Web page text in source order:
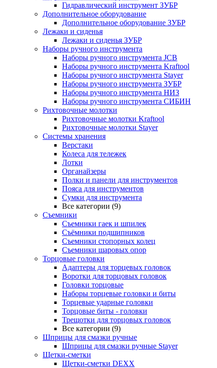
Гидравлический инструмент ЗУБР
Дополнительное оборудование
Дополнительное оборудование ЗУБР
Лежаки и сиденья
Лежаки и сиденья ЗУБР
Наборы ручного инструмента
Наборы ручного инструмента JCB
Наборы ручного инструмента Kraftool
Наборы ручного инструмента Stayer
Наборы ручного инструмента ЗУБР
Наборы ручного инструмента НИЗ
Наборы ручного инструмента СИБИН
Рихтовочные молотки
Рихтовочные молотки Kraftool
Рихтовочные молотки Stayer
Системы хранения
Верстаки
Колеса для тележек
Лотки
Органайзеры
Полки и панели для инструментов
Пояса для инструментов
Сумки для инструмента
Все категории (9)
Съемники
Съемники гаек и шпилек
Съёмники подшипников
Съемники стопорных колец
Съемники шаровых опор
Торцовые головки
Адаптеры для торцевых головок
Воротки для торцовых головок
Головки торцовые
Наборы торцевые головки и биты
Торцевые ударные головки
Торцовые биты - головки
Трещотки для торцовых головок
Все категории (9)
Шприцы для смазки ручные
Шприцы для смазки ручные Stayer
Щетки-сметки
Щетки-сметки DEXX